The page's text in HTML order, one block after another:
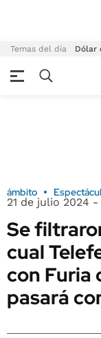
Temas del día Dólar
ámbito
21 de julio 2024 -
Se
cual
con Furia
pasará